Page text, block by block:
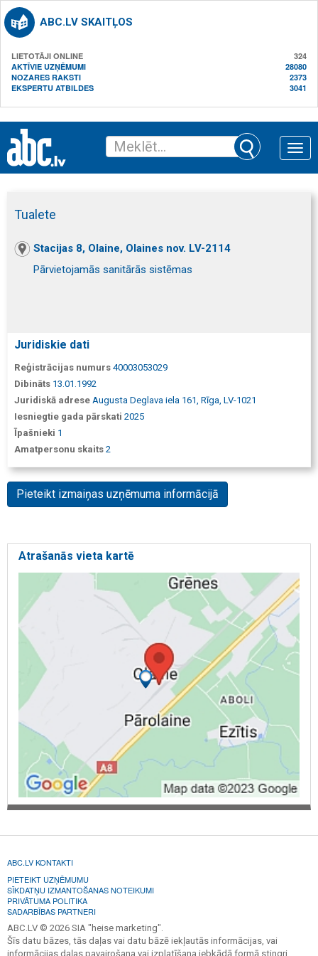
ABC.LV SKAITĻOS
LIETOTĀJI ONLINE
324
AKTĪVIE UZŅĒMUMI
28080
NOZARES RAKSTI
2373
EKSPERTU ATBILDES
3041
Toggle
Tualete
Stacijas 8, Olaine, Olaines nov. LV-2114
Pārvietojamās sanitārās sistēmas
Juridiskie dati
Reģistrācijas numurs 40003053029
Dibināts 13.01.1992
Juridiskā adrese Augusta Deglava iela 161, Rīga, LV-1021
Iesniegtie gada pārskati 2025
Īpašnieki 1
Amatpersonu skaits 2
Pieteikt izmaiņas uzņēmuma informācijā
Atrašanās vieta kartē
ABC.LV KONTAKTI
PIETEIKT UZŅĒMUMU
SĪKDATŅU IZMANTOŠANAS NOTEIKUMI
PRIVĀTUMA POLITIKA
SADARBĪBAS PARTNERI
ABC.LV © 2026 SIA "heise marketing".
Šīs datu bāzes, tās daļas vai datu bāzē iekļautās informācijas, vai
informācijas daļas pavairošana vai izplatīšana jebkādā formā stingri